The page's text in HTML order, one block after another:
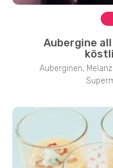
Aubergine
Auberginen,